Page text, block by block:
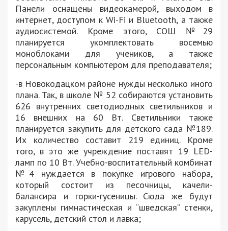
Панели оснащены видеокамерой, выходом в
интернет, доступом к Wi-Fi и Bluetooth, а также
аудиосистемой. Кроме этого, СОШ №29
планируется укомплектовать восемью
моноблоками для учеников, а также
персональным компьютером для преподавателя;
-в Новокодацком районе нужды несколько иного
плана. Так, в школе № 52 собираются установить
626 внутренних светодиодных светильников и
16 внешних на 60 Вт. Светильники также
планируется закупить для детского сада №189.
Их количество составит 219 единиц. Кроме
того, в это же учреждение поставят 19 LED-
ламп по 10 Вт. Учебно-воспитательный комбинат
№4 нуждается в покупке игрового набора,
который состоит из песочницы, качели-
балансира и горки-гусеницы. Сюда же будут
закуплены гимнастическая и “шведская” стенки,
карусель, детский стол и лавка;